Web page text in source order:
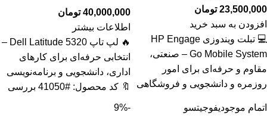
23,500,000 تومان
افزودن به سبد خرید
💻 تبلت ویندوزی HP Engage
Go Mobile System – صنعتی،
مقاوم و حرفه‌ای برای امور
روزمره و دانشجویی و فروشگاهی
40,000,000 تومان
اطلاعات بیشتر
🔥 لپ تاپ Dell Latitude 5320 –
انتخابی حرفه‌ای برای کارهای
اداری، دانشجویی و برنامه‌نویسی
🔖 کد محصول: #41050 بررسی
اتمام موجودیفوجیتسو -9%